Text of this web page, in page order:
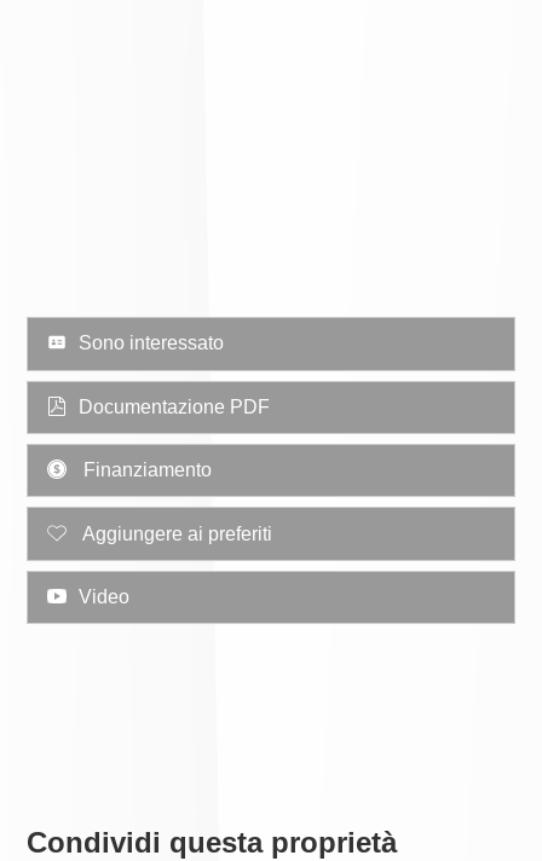
Sono interessato
Documentazione PDF
Finanziamento
Aggiungere ai preferiti
Video
Condividi questa proprietà